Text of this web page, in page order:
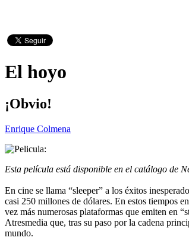
El hoyo
¡Obvio!
Enrique Colmena
Esta película está disponible en el catálogo de
En cine se llama “sleeper” a los éxitos
casi 250 millones de dólares. En estos tiempos
vez más numerosas plataformas que emiten en
Atresmedia que, tras su paso por la cadena
mundo.